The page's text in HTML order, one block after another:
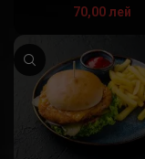
70,00лей